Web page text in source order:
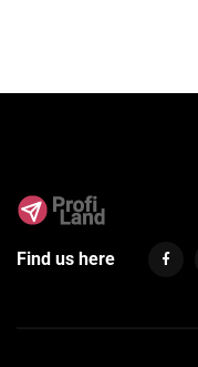
Find us here